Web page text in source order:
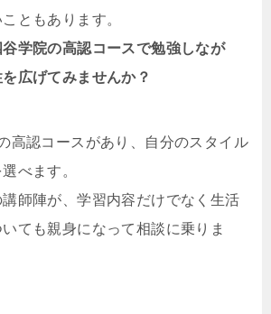
ともあります。
谷学院の高認コースで勉強しなが
広げてみませんか？
高認コースがあり、自分のスタイル
べます。
師陣が、学習内容だけでなく生活
ても親身になって相談に乗りま